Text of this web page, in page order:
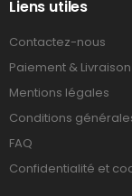
Liens utiles
Contactez-nous
Paiement & Livraison
Mentions légales
Conditions
FAQ
Confidentialité et